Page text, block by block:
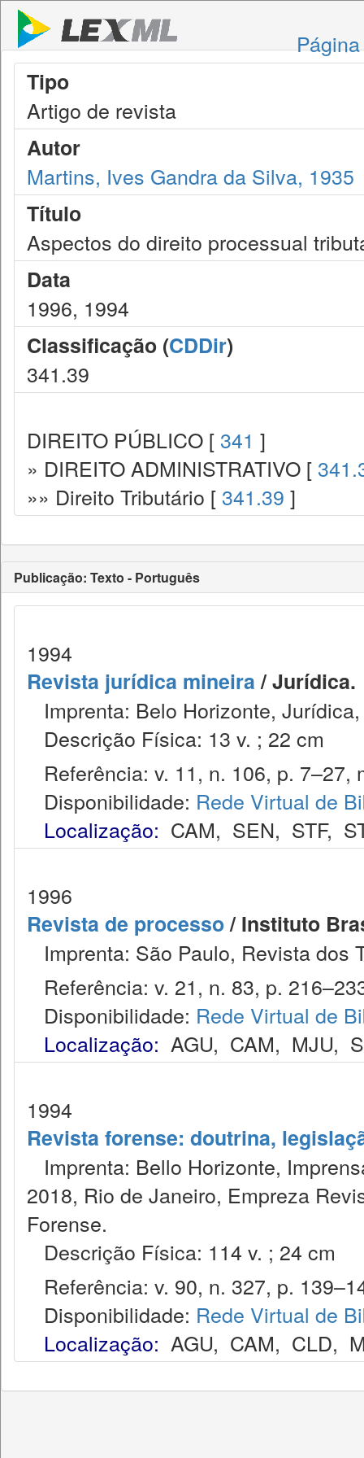
Tipo
Artigo de revista
Autor
Martins, Ives Gandra da Silva, 1935
Título
Aspectos do direito processual
Data
1996, 1994
Classificação (CDDir)
341.39
DIREITO PÚBLICO [ 341 ]
» DIREITO ADMINISTRATIVO [
»» Direito Tributário [ 341.39 ]
Publicação: Texto - Português
1994
Revista jurídica mineira/ Jurídica.
Imprenta: Belo Horizonte,
Descrição Física: 13 v. ; 22 cm
Referência: v. 11, n. 106, p. 7–27,
Disponibilidade: Rede Virtual de
Localização: CAM, SEN, STF,
1996
Revista de processo/ Instituto
Imprenta: São Paulo, Revista dos
Referência: v. 21, n. 83, p.
Disponibilidade: Rede Virtual de
Localização: AGU, CAM, MJU,
1994
Revista forense: doutrina,
Imprenta: Bello Horizonte,
2018, Rio de Janeiro, Empreza
Forense.
Descrição Física: 114 v. ; 24 cm
Referência: v. 90, n. 327, p.
Disponibilidade: Rede Virtual de
Localização: AGU, CAM, CLD,